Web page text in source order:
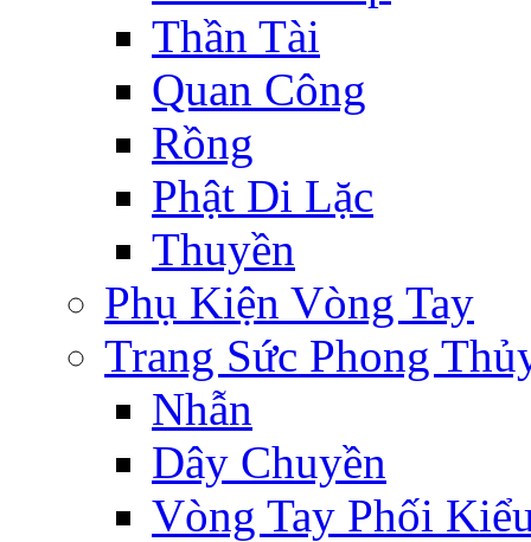
Thần Tài
Quan Công
Rồng
Phật Di Lặc
Thuyền
Phụ Kiện Vòng Tay
Trang Sức Phong
Nhẫn
Dây Chuyền
Vòng Tay Phối